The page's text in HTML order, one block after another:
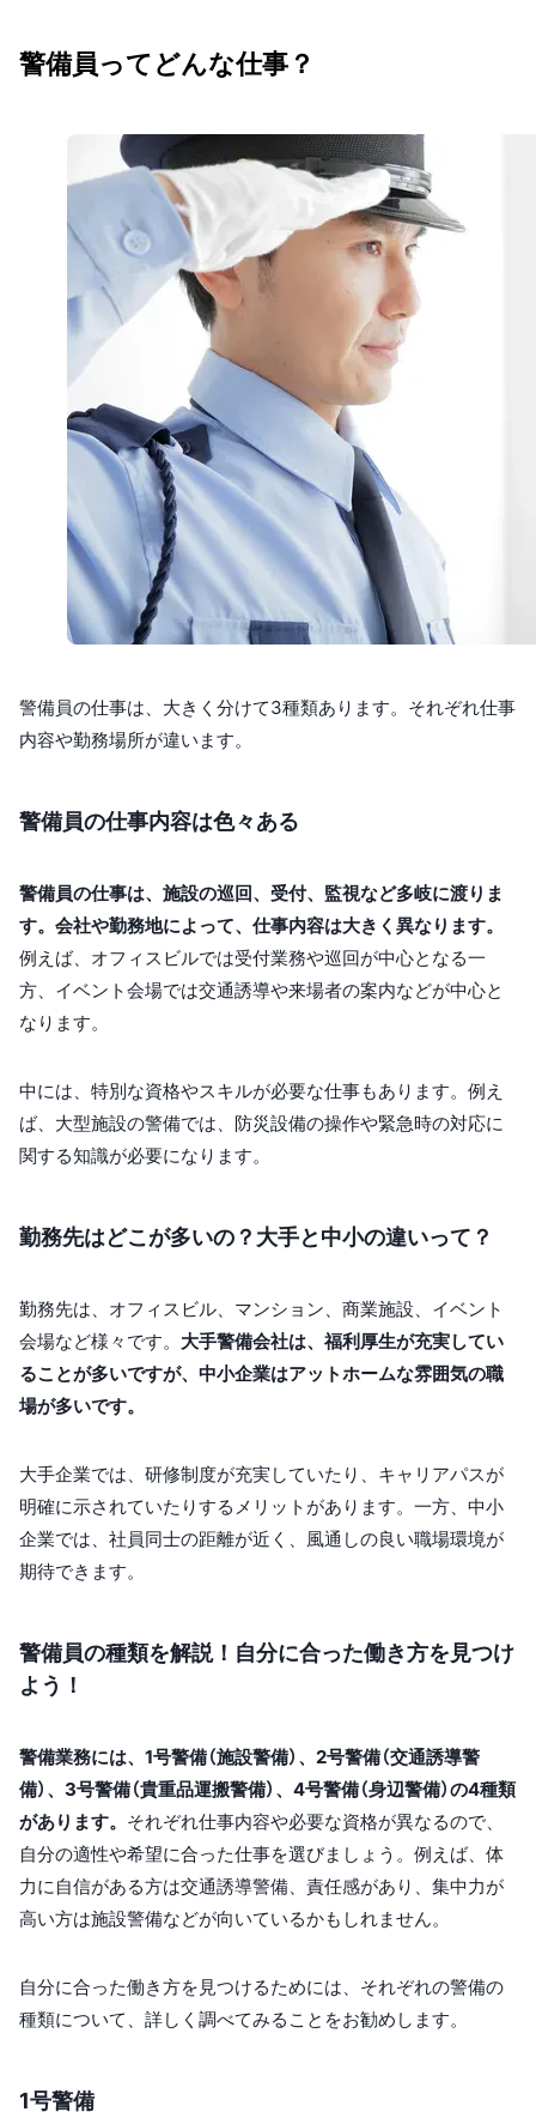
警備員ってどんな仕事？
警備員の仕事は、大きく分けて3種類あります。それぞれ仕事
内容や勤務場所が違います。
警備員の仕事内容は色々ある
警備員の仕事は、施設の巡回、受付、監視など多岐に渡りま
す。会社や勤務地によって、仕事内容は大きく異なります。
例えば、オフィスビルでは受付業務や巡回が中心となる一
方、イベント会場では交通誘導や来場者の案内などが中心と
なります。
中には、特別な資格やスキルが必要な仕事もあります。例え
ば、大型施設の警備では、防災設備の操作や緊急時の対応に
関する知識が必要になります。
勤務先はどこが多いの？大手と中小の違いって？
勤務先は、オフィスビル、マンション、商業施設、イベント
会場など様々です。 大手警備会社は、福利厚生が充実してい
ることが多いですが、中小企業はアットホームな雰囲気の職
場が多いです。
大手企業では、研修制度が充実していたり、キャリアパスが
明確に示されていたりするメリットがあります。一方、中小
企業では、社員同士の距離が近く、風通しの良い職場環境が
期待できます。
警備員の種類を解説！自分に合った働き方を見つけ
よう！
警備業務には、1号警備（施設警備）、2号警備（交通誘導警
備）、3号警備（貴重品運搬警備）、4号警備（身辺警備）の4種類
があります。 それぞれ仕事内容や必要な資格が異なるので、
自分の適性や希望に合った仕事を選びましょう。例えば、体
力に自信がある方は交通誘導警備、責任感があり、集中力が
高い方は施設警備などが向いているかもしれません。
自分に合った働き方を見つけるためには、それぞれの警備の
種類について、詳しく調べてみることをお勧めします。
1号警備